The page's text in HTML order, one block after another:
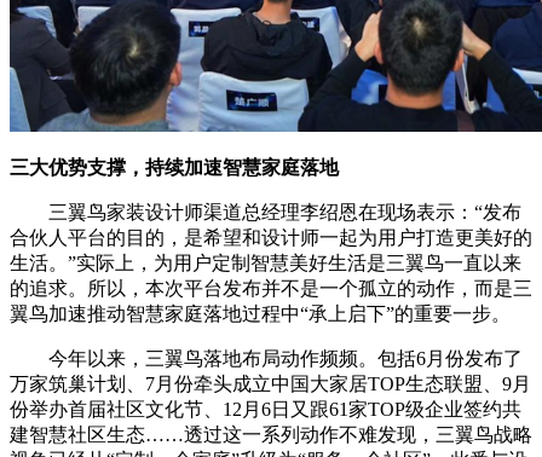
三大优势支撑，持续加速智慧家庭落地
三翼鸟家装设计师渠道总经理李绍恩在现场表示：“发布
合伙人平台的目的，是希望和设计师一起为用户打造更美好的
生活。”实际上，为用户定制智慧美好生活是三翼鸟一直以来
的追求。所以，本次平台发布并不是一个孤立的动作，而是三
翼鸟加速推动智慧家庭落地过程中“承上启下”的重要一步。
今年以来，三翼鸟落地布局动作频频。包括6月份发布了
万家筑巢计划、7月份牵头成立中国大家居TOP生态联盟、9月
份举办首届社区文化节、12月6日又跟61家TOP级企业签约共
建智慧社区生态……透过这一系列动作不难发现，三翼鸟战略